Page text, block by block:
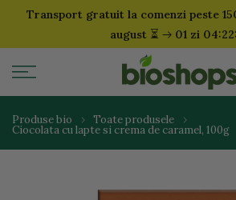
SariTransport gratuit la comenzi peste
august ⏳ 01 zi
Produse bio Toate produsele
Ciocolata cu lapte si crema de caramel, 100g